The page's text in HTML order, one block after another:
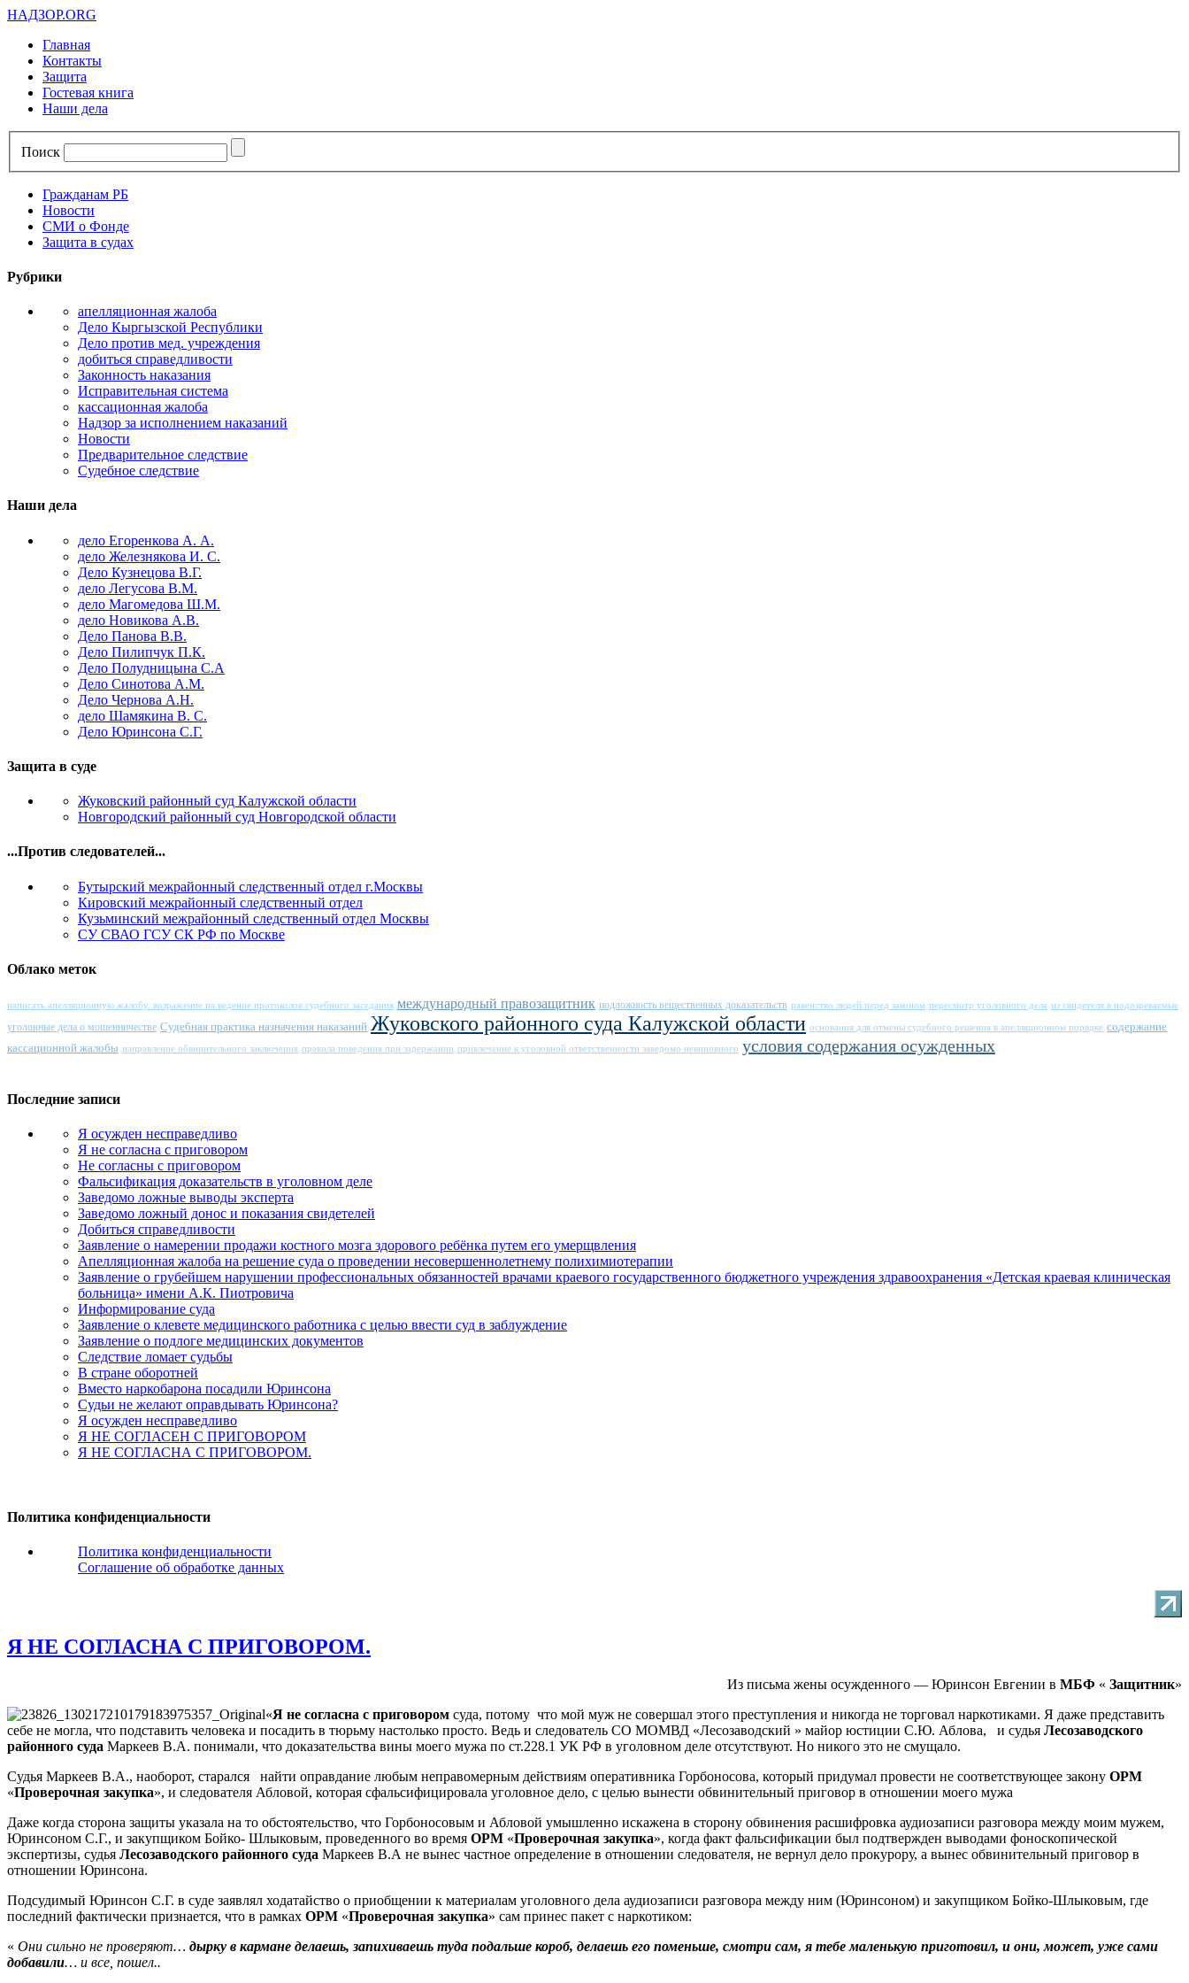
НАДЗОР.ORG
Главная
Контакты
Защита
Гостевая книга
Наши дела
Поиск
Гражданам РБ
Новости
СМИ о Фонде
Защита в судах
Рубрики
апелляционная жалоба
Дело Кыргызской Республики
Дело против мед. учреждения
добиться справедливости
Законность наказания
Исправительная система
кассационная жалоба
Надзор за исполнением наказаний
Новости
Предварительное следствие
Судебное следствие
Наши дела
дело Егоренкова А. А.
дело Железнякова И. С.
Дело Кузнецова В.Г.
дело Легусова В.М.
дело Магомедова Ш.М.
дело Новикова А.В.
Дело Панова В.В.
Дело Пилипчук П.К.
Дело Полудницына С.А
Дело Синотова А.М.
Дело Чернова А.Н.
дело Шамякина В. С.
Дело Юринсона С.Г.
Защита в суде
Жуковский районный суд Калужской области
Новгородский районный суд Новгородской области
...Против следователей...
Бутырский межрайонный следственный отдел г.Москвы
Кировский межрайонный следственный отдел
Кузьминский межрайонный следственный отдел Москвы
СУ СВАО ГСУ СК РФ по Москве
Облако меток
написать апелляционную жалобу. возражение на ведение протоколов судебного заседания международный правозащитник подложность вещественных доказательств равенство людей перед законом пересмотр уголовного дела из свидетеля в подозреваемые
уголовные дела о мошенничестве Судебная практика назначения наказаний Жуковского районного суда Калужской области основания для отмены судебного решения в апелляционном порядке содержание
кассационной жалобы направление обвинительного заключения правила поведения при задержании привлечение к уголовной ответственности заведомо невиновного условия содержания осужденных
Последние записи
Я осужден несправедливо
Я не согласна с приговором
Не согласны с приговором
Фальсификация доказательств в уголовном деле
Заведомо ложные выводы эксперта
Заведомо ложный донос и показания свидетелей
Добиться справедливости
Заявление о намерении продажи костного мозга здорового ребёнка путем его умерщвления
Апелляционная жалоба на решение суда о проведении несовершеннолетнему полихимиотерапии
Заявление о грубейшем нарушении профессиональных обязанностей врачами краевого государственного бюджетного учреждения здравоохранения «Детская краевая клиническая
больница» имени А.К. Пиотровича
Информирование суда
Заявление о клевете медицинского работника с целью ввести суд в заблуждение
Заявление о подлоге медицинских документов
Следствие ломает судьбы
В стране оборотней
Вместо наркобарона посадили Юринсона
Судьи не желают оправдывать Юринсона?
Я осужден несправедливо
Я НЕ СОГЛАСЕН С ПРИГОВОРОМ
Я НЕ СОГЛАСНА С ПРИГОВОРОМ.
Политика конфиденциальности
Политика конфиденциальности
Соглашение об обработке данных
Я НЕ СОГЛАСНА С ПРИГОВОРОМ.
Из письма жены осужденного — Юринсон Евгении в МБФ « Защитник»
«Я не согласна с приговором суда, потому что мой муж не совершал этого преступления и никогда не торговал наркотиками. Я даже представить
себе не могла, что подставить человека и посадить в тюрьму настолько просто. Ведь и следователь СО МОМВД «Лесозаводский » майор юстиции С.Ю. Аблова, и судья Лесозаводского
районного суда Маркеев В.А. понимали, что доказательства вины моего мужа по ст.228.1 УК РФ в уголовном деле отсутствуют. Но никого это не смущало.
Судья Маркеев В.А., наоборот, старался найти оправдание любым неправомерным действиям оперативника Горбоносова, который придумал провести не соответствующее закону ОРМ
«Проверочная закупка», и следователя Абловой, которая сфальсифицировала уголовное дело, с целью вынести обвинительный приговор в отношении моего мужа
Даже когда сторона защиты указала на то обстоятельство, что Горбоносовым и Абловой умышленно искажена в сторону обвинения расшифровка аудиозаписи разговора между моим мужем,
Юринсоном С.Г., и закупщиком Бойко- Шлыковым, проведенного во время ОРМ «Проверочная закупка», когда факт фальсификации был подтвержден выводами фоноскопической
экспертизы, судья Лесозаводского районного суда Маркеев В.А не вынес частное определение в отношении следователя, не вернул дело прокурору, а вынес обвинительный приговор в
отношении Юринсона.
Подсудимый Юринсон С.Г. в суде заявлял ходатайство о приобщении к материалам уголовного дела аудиозаписи разговора между ним (Юринсоном) и закупщиком Бойко-Шлыковым, где
последний фактически признается, что в рамках ОРМ «Проверочная закупка» сам принес пакет с наркотиком:
« Они сильно не проверяют… дырку в кармане делаешь, запихиваешь туда подальше короб, делаешь его поменьше, смотри сам, я тебе маленькую приготовил, и они, может, уже сами
добавили… и все, пошел..